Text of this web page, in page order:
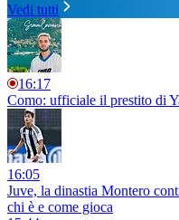
Vedi tutti
16:17
Como: ufficiale il prestito di
16:05
Juve, la dinastia Montero
chi è e come gioca